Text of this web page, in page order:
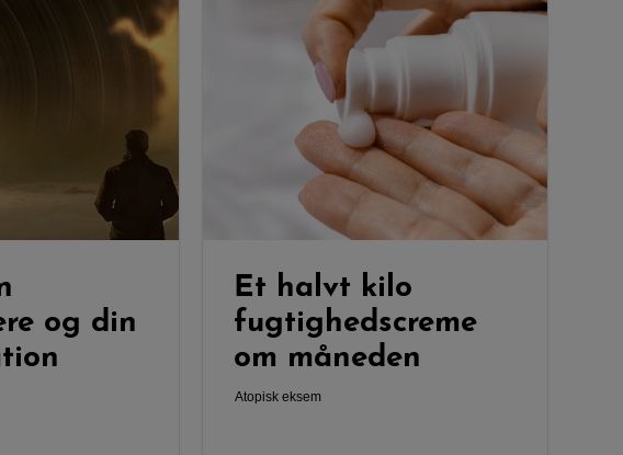
og din
Et halvt kilo
fugtighedscreme
om måneden
Atopisk eksem